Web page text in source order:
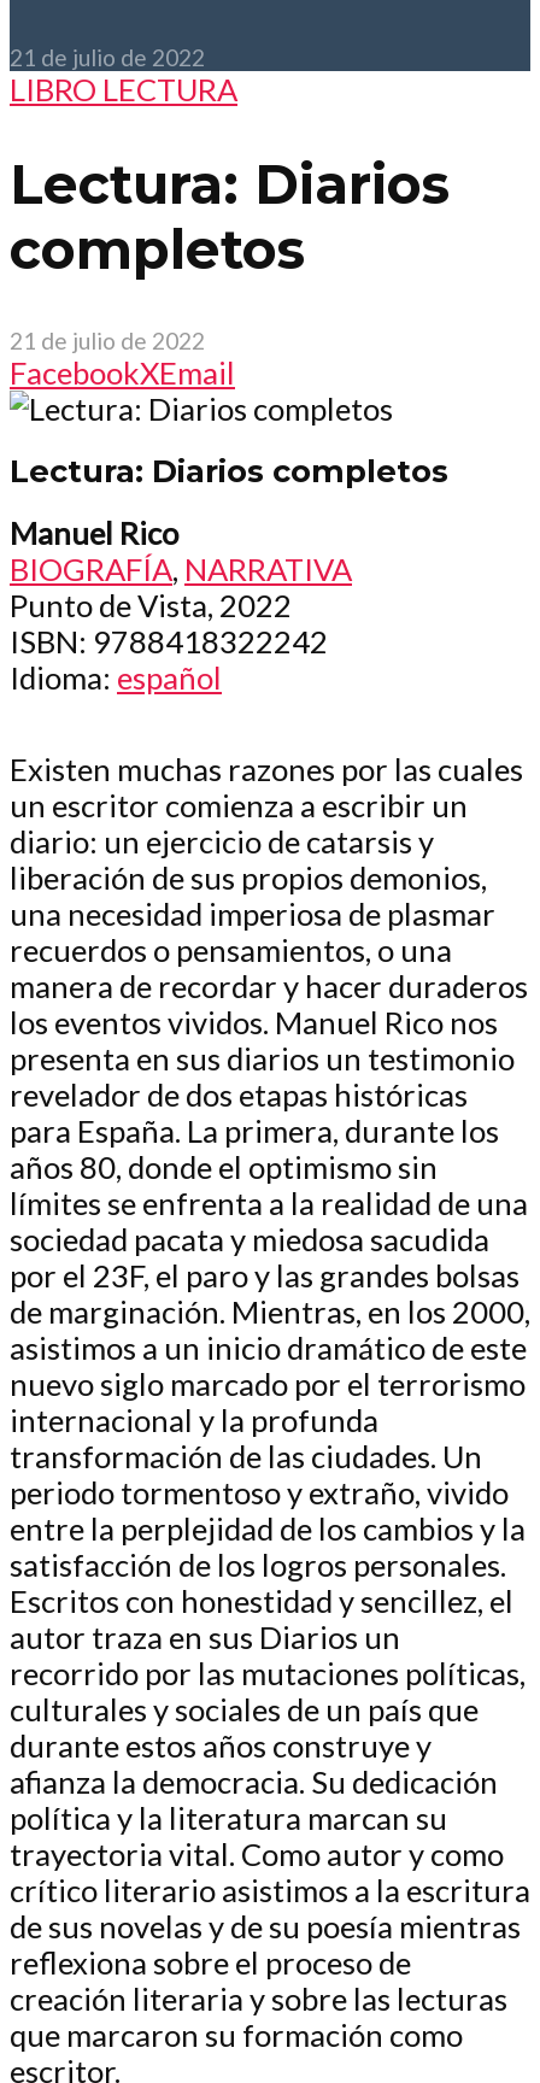
21 de julio de 2022
LIBRO LECTURA
Lectura: Diarios
completos
21 de julio de 2022
FacebookXEmail
Lectura: Diarios completos
Manuel Rico
BIOGRAFÍA, NARRATIVA
Punto de Vista, 2022
ISBN: 9788418322242
Idioma: español
Existen muchas razones por las cuales
un escritor comienza a escribir un
diario: un ejercicio de catarsis y
liberación de sus propios demonios,
una necesidad imperiosa de plasmar
recuerdos o pensamientos, o una
manera de recordar y hacer duraderos
los eventos vividos. Manuel Rico nos
presenta en sus diarios un testimonio
revelador de dos etapas históricas
para España. La primera, durante los
años 80, donde el optimismo sin
límites se enfrenta a la realidad de una
sociedad pacata y miedosa sacudida
por el 23F, el paro y las grandes bolsas
de marginación. Mientras, en los 2000,
asistimos a un inicio dramático de este
nuevo siglo marcado por el terrorismo
internacional y la profunda
transformación de las ciudades. Un
periodo tormentoso y extraño, vivido
entre la perplejidad de los cambios y la
satisfacción de los logros personales.
Escritos con honestidad y sencillez, el
autor traza en sus Diarios un
recorrido por las mutaciones políticas,
culturales y sociales de un país que
durante estos años construye y
afianza la democracia. Su dedicación
política y la literatura marcan su
trayectoria vital. Como autor y como
crítico literario asistimos a la escritura
de sus novelas y de su poesía mientras
reflexiona sobre el proceso de
creación literaria y sobre las lecturas
que marcaron su formación como
escritor.